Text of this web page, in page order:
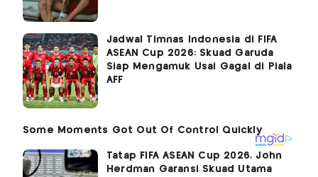
Jadwal Timnas Indonesia di FIFA
ASEAN Cup 2026: Skuad Garuda
Siap Mengamuk Usai Gagal di Piala
AFF
Tatap FIFA ASEAN Cup 2026, John
Herdman Garansi Skuad Utama